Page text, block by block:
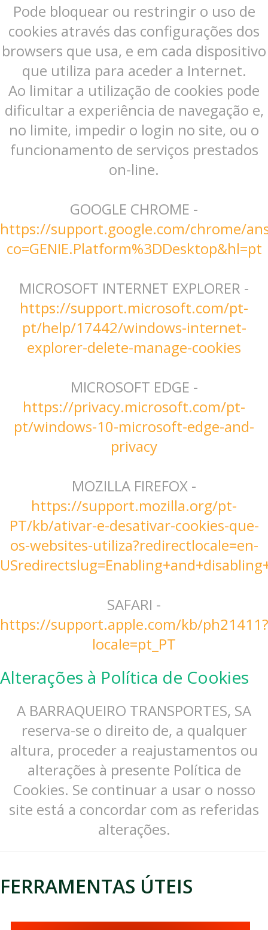
Pode bloquear ou restringir o uso de
cookies através das configurações dos
browsers que usa, e em cada dispositivo
que utiliza para aceder a Internet.
Ao limitar a utilização de cookies pode
dificultar a experiência de navegação e,
no limite, impedir o login no site, ou o
funcionamento de serviços prestados
on-line.
GOOGLE CHROME -
https://support.google.com/chrome/
co=GENIE.Platform%3DDesktop&hl=pt
MICROSOFT INTERNET EXPLORER -
https://support.microsoft.com/pt-
pt/help/17442/windows-internet-
explorer-delete-manage-cookies
MICROSOFT EDGE -
https://privacy.microsoft.com/pt-
pt/windows-10-microsoft-edge-and-
privacy
MOZILLA FIREFOX -
https://support.mozilla.org/pt-
PT/kb/ativar-e-desativar-cookies-que-
os-websites-utiliza?redirectlocale=en-
SAFARI -
https://support.apple.com/kb/ph21411?
locale=pt_PT
Alterações à Política de Cookies
A BARRAQUEIRO TRANSPORTES, SA
reserva-se o direito de, a qualquer
altura, proceder a reajustamentos ou
alterações à presente Política de
Cookies. Se continuar a usar o nosso
site está a concordar com as referidas
alterações.
FERRAMENTAS ÚTEIS